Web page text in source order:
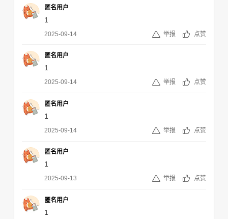
匿名用户
1
2025-09-14 点赞
举报
匿名用户
1
2025-09-14 点赞
举报
匿名用户
1
2025-09-14 点赞
举报
匿名用户
1
2025-09-13 点赞
举报
匿名用户
1